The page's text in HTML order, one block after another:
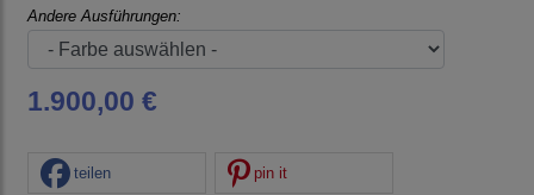
Andere Ausführungen:
1.900,00 €
teilen pin it